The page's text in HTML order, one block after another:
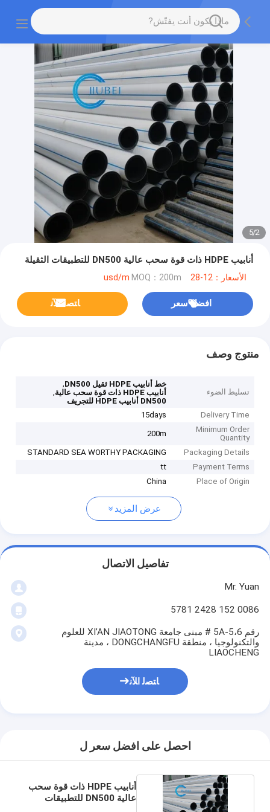
2
/
5
أنابيب HDPE ذات قوة سحب عالية DN500 للتطبيقات الثقيلة
الأسعار：12-28 usd/m MOQ：200m
افضل سعر ﺎﺘﺼﻟ ﺍﻶﻧ
منتوج وصف
تسليط الضوء
خط أنابيب HDPE ثقيل DN500
,
أنابيب HDPE ذات قوة سحب عالية
,
DN500 أنابيب HDPE للتجريف
Delivery Time
15days
Minimum Order
Quantity
200m
Packaging Details
STANDARD SEA WORTHY PACKAGING
Payment Terms
tt
Place of Origin
China
عرض المزيد
تفاصيل الاتصال
Mr. Yuan
0086 152 2428 5781
رقم 5A-5،6 # مبنى جامعة XI’AN JIAOTONG للعلوم
والتكنولوجيا ، منطقة DONGCHANGFU ، مدينة
LIAOCHENG
ﺎﺘﺼﻟ ﺍﻶﻧ
احصل على افضل سعر ل
أنابيب HDPE ذات قوة سحب
عالية DN500 للتطبيقات